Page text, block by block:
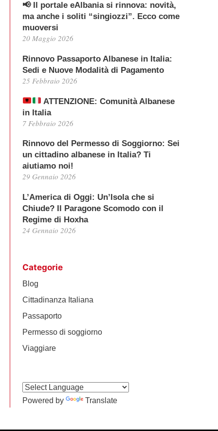
📢 Il portale eAlbania si rinnova: novità,
ma anche i soliti “singiozzi”. Ecco come
muoversi
20 Maggio 2026
Rinnovo Passaporto Albanese in Italia:
Sedi e Nuove Modalità di Pagamento
25 Febbraio 2026
ATTENZIONE: Comunità Albanese
in Italia
7 Febbraio 2026
Rinnovo del Permesso di Soggiorno: Sei
un cittadino albanese in Italia? Ti
aiutiamo noi!
29 Gennaio 2026
L’America di Oggi: Un’Isola che si
Chiude? Il Paragone Scomodo con il
Regime di Hoxha
24 Gennaio 2026
Categorie
Blog
Cittadinanza Italiana
Passaporto
Permesso di soggiorno
Viaggiare
Powered by Translate